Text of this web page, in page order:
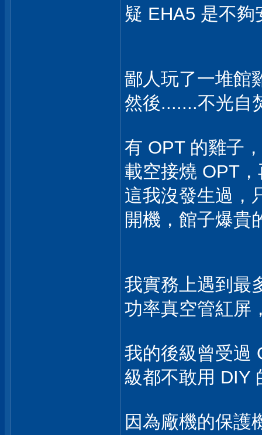
疑 EHA5 是不夠
鄙人玩了一堆館
然後.......不光自
有 OPT 的雞子
載空接燒 OPT
這我沒發生過，
開機，館子爆貴
我實務上遇到最
功率真空管紅屏
我的後級曾受過
級都不敢用 DIY
因為廠機的保護